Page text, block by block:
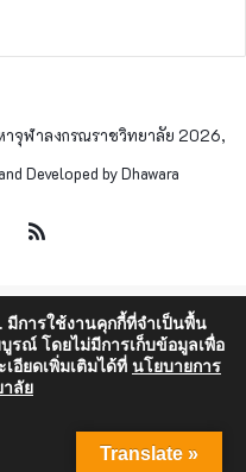
าจุฬาลงกรณราชวิทยาลัย 2026,
Developed by Dhawara
Twitter
Translate »
มีการใช้งานคุกกี้ที่จำเป็นพื้น
รณ์ โดยไม่มีการเก็บข้อมูลเพื่อ
อียดเพิ่มเติมได้ที่ นโยบายการ
ลัย